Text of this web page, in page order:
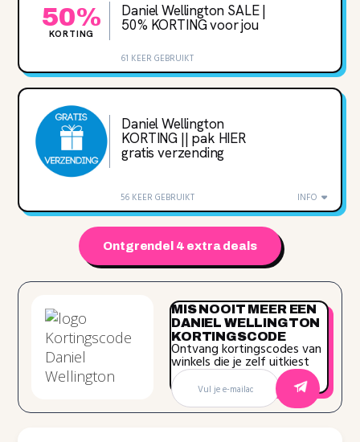
50%
KORTING
Daniel Wellington SALE |
50% KORTING voor jou
61 KEER GEBRUIKT
Daniel Wellington
KORTING || pak HIER
gratis verzending
56 KEER GEBRUIKT INFO
Ontgrendel 4 extra deals
MIS NOOIT MEER EEN
DANIEL WELLINGTON
KORTINGSCODE
Ontvang kortingscodes van
winkels die je zelf uitkiest